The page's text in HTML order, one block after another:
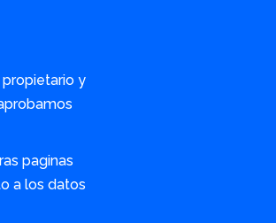
y
paginas
a los datos